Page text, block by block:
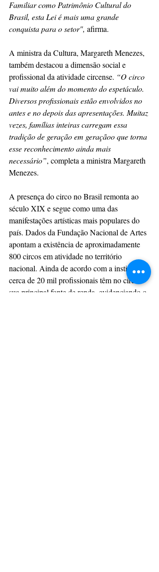
Familiar como Patrimônio Cultural do
Brasil, esta Lei é mais uma grande
conquista para o setor", afirma.
A ministra da Cultura, Margareth Menezes,
também destacou a dimensão social e
profissional da atividade circense. “O circo
vai muito além do momento do espetáculo.
Diversos profissionais estão envolvidos no
antes e no depois das apresentações. Muitaz
vezes, famílias inteiras carregam essa
tradição de geração em geraçãoo que torna
esse reconhecimento ainda mais
necessário”, completa a ministra Margareth
Menezes.
A presença do circo no Brasil remonta ao
século XIX e segue como uma das
manifestações artísticas mais populares do
país. Dados da Fundação Nacional de Artes
apontam a existência de aproximadamente
800 circos em atividade no território
nacional. Ainda de acordo com a instituição,
cerca de 20 mil profissionais têm no circo
sua principal fonte de renda, evidenciando o